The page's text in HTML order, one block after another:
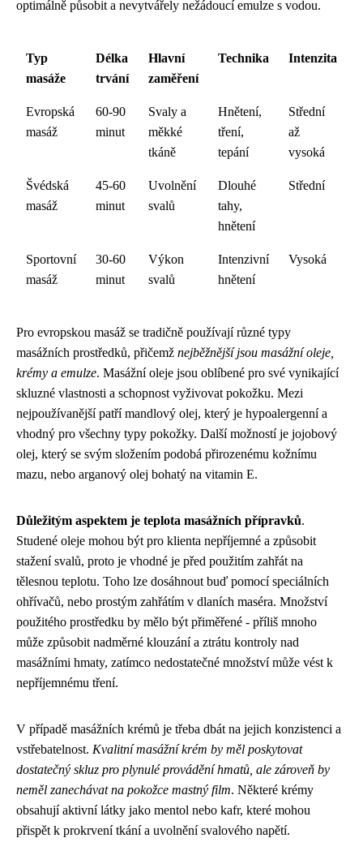
optimálně působit a nevytvářely nežádoucí emulze s vodou.
Typ
masáže
Délka
trvání
Hlavní
zaměření
Technika Intenzita
Evropská
masáž
60-90
minut
Svaly a
měkké
tkáně
Hnětení,
tření,
tepání
Střední
až
vysoká
Švédská
masáž
45-60
minut
Uvolnění
svalů
Dlouhé
tahy,
hnětení
Střední
Sportovní
masáž
30-60
minut
Výkon
svalů
Intenzivní
hnětení
Vysoká
Pro evropskou masáž se tradičně používají různé typy
masážních prostředků, přičemž nejběžnější jsou masážní oleje,
krémy a emulze. Masážní oleje jsou oblíbené pro své vynikající
skluzné vlastnosti a schopnost vyživovat pokožku. Mezi
nejpoužívanější patří mandlový olej, který je hypoalergenní a
vhodný pro všechny typy pokožky. Další možností je jojobový
olej, který se svým složením podobá přirozenému kožnímu
mazu, nebo arganový olej bohatý na vitamin E.
Důležitým aspektem je teplota masážních přípravků.
Studené oleje mohou být pro klienta nepříjemné a způsobit
stažení svalů, proto je vhodné je před použitím zahřát na
tělesnou teplotu. Toho lze dosáhnout buď pomocí speciálních
ohřívačů, nebo prostým zahřátím v dlaních maséra. Množství
použitého prostředku by mělo být přiměřené - příliš mnoho
může způsobit nadměrné klouzání a ztrátu kontroly nad
masážními hmaty, zatímco nedostatečné množství může vést k
nepříjemnému tření.
V případě masážních krémů je třeba dbát na jejich konzistenci a
vstřebatelnost. Kvalitní masážní krém by měl poskytovat
dostatečný skluz pro plynulé provádění hmatů, ale zároveň by
neměl zanechávat na pokožce mastný film. Některé krémy
obsahují aktivní látky jako mentol nebo kafr, které mohou
přispět k prokrvení tkání a uvolnění svalového napětí.